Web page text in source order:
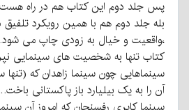
پس جلد دوم این کتاب هم در راه
بله جلد دوم هم با همین رویکرد تلفیق
،واقعیت و خیال به زودی چاپ می
کتاب تنها به شخصیت های سینمایی
سینماهایی چون سینما زاهدان که
آن را به یک بیلیارد باز پاکستانی